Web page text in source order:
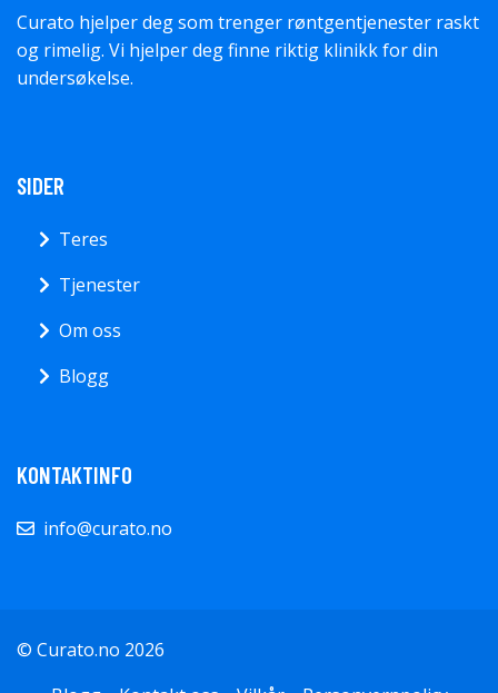
Curato hjelper deg som trenger røntgentjenester raskt
og rimelig. Vi hjelper deg finne riktig klinikk for din
undersøkelse.
SIDER
Teres
Tjenester
Om oss
Blogg
KONTAKTINFO
info@curato.no
© Curato.no 2026